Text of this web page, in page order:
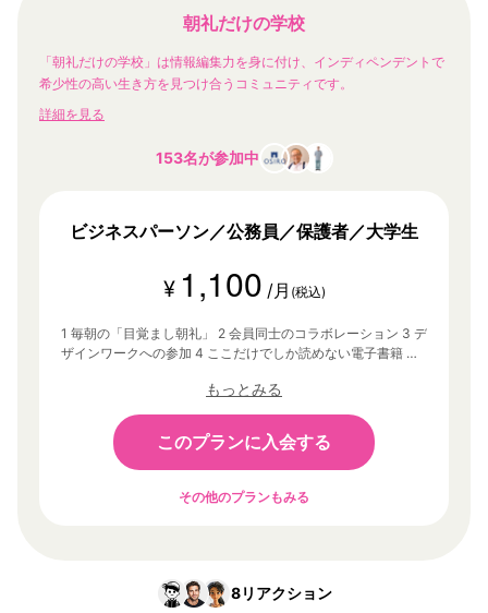
朝礼だけの学校
「朝礼だけの学校」は情報編集力を身に付け、インディペンデントで
希少性の高い生き方を見つけ合うコミュニティです。
詳細を見る
153名が参加中
ビジネスパーソン／公務員／保護者／大学生
¥ 1,100 /月 (税込)
1 毎朝の「目覚まし朝礼」 2 会員同士のコラボレーション 3 デ
ザインワークへの参加 4 ここだけでしか読めない電子書籍 そ
もっとみる
このプランに入会する
その他のプランもみる
8リアクション